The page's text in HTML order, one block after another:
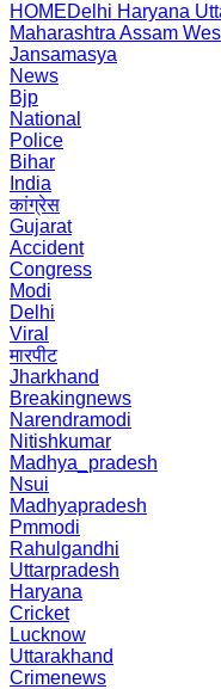
HOMEDelhi Haryana
Maharashtra Assam
Jansamasya
News
Bjp
National
Police
Bihar
India
कांग्रेस
Gujarat
Accident
Congress
Modi
Delhi
Viral
मारपीट
Jharkhand
Breakingnews
Narendramodi
Nitishkumar
Madhya_pradesh
Nsui
Madhyapradesh
Pmmodi
Rahulgandhi
Uttarpradesh
Haryana
Cricket
Lucknow
Uttarakhand
Crimenews